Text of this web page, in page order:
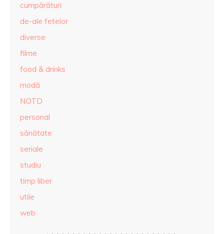
cumpărături
de-ale fetelor
diverse
filme
food & drinks
modă
NOTD
personal
sănătate
seriale
studiu
timp liber
utile
web